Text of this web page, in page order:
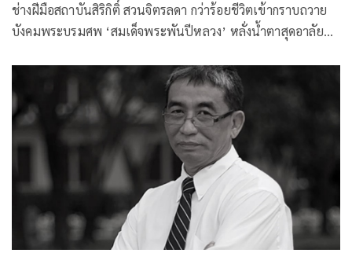
ช่างฝีมือสถาบันสิริกิติ์ สวนจิตรลดา กว่าร้อยชีวิตเข้ากราบถวาย
บังคมพระบรมศพ ‘สมเด็จพระพันปีหลวง’ หลั่งน้ำตาสุดอาลัย